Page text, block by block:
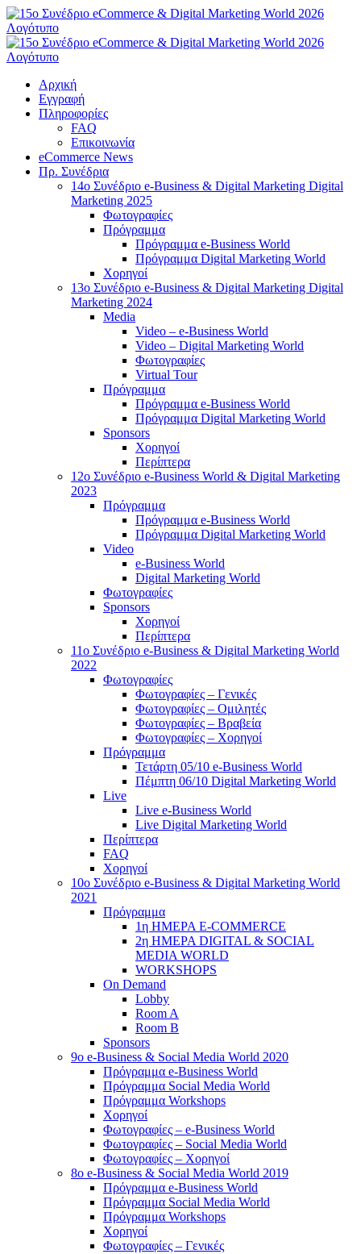
Μετάβαση
στο
περιεχόμενο
Αρχική
Εγγραφή
Πληροφορίες
FAQ
Επικοινωνία
eCommerce News
Πρ. Συνέδρια
14o Συνέδριο e-Business & Digital Marketing Digital
Marketing 2025
Φωτογραφίες
Πρόγραμμα
Πρόγραμμα e-Business World
Πρόγραμμα Digital Marketing World
Χορηγοί
13o Συνέδριο e-Business & Digital Marketing Digital
Marketing 2024
Media
Video – e-Business World
Video – Digital Marketing World
Φωτογραφίες
Virtual Tour
Πρόγραμμα
Πρόγραμμα e-Business World
Πρόγραμμα Digital Marketing World
Sponsors
Χορηγοί
Περίπτερα
12o Συνέδριο e-Business World & Digital Marketing
2023
Πρόγραμμα
Πρόγραμμα e-Business World
Πρόγραμμα Digital Marketing World
Video
e-Business World
Digital Marketing World
Φωτογραφίες
Sponsors
Χορηγοί
Περίπτερα
11ο Συνέδριο e-Business & Digital Marketing World
2022
Φωτογραφίες
Φωτογραφίες – Γενικές
Φωτογραφίες – Ομιλητές
Φωτογραφίες – Βραβεία
Φωτογραφίες – Χορηγοί
Πρόγραμμα
Τετάρτη 05/10 e-Business World
Πέμπτη 06/10 Digital Marketing World
Live
Live e-Business World
Live Digital Marketing World
Περίπτερα
FAQ
Χορηγοί
10o Συνέδριο e-Business & Digital Marketing World
2021
Πρόγραμμα
1η ΗΜΕΡΑ E-COMMERCE
2η ΗΜΕΡΑ DIGITAL & SOCIAL
MEDIA WORLD
WORKSHOPS
On Demand
Lobby
Room A
Room B
Sponsors
9o e-Business & Social Media World 2020
Πρόγραμμα e-Business World
Πρόγραμμα Social Media World
Πρόγραμμα Workshops
Χορηγοί
Φωτογραφίες – e-Business World
Φωτογραφίες – Social Media World
Φωτογραφίες – Χορηγοί
8o e-Business & Social Media World 2019
Πρόγραμμα e-Business World
Πρόγραμμα Social Media World
Πρόγραμμα Workshops
Χορηγοί
Φωτογραφίες – Γενικές